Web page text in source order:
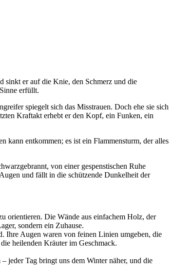
sinkt er auf die Knie, den Schmerz und die
erfüllt.
spiegelt sich das Misstrauen. Doch ehe sie sich
Kraftakt erhebt er den Kopf, ein Funken, ein
kann entkommen; es ist ein Flammensturm, der alles
von einer gespenstischen Ruhe
und fällt in die schützende Dunkelheit der
orientieren. Die Wände aus einfachem Holz, der
sondern ein Zuhause.
Ihre Augen waren von feinen Linien umgeben, die
heilenden Kräuter im Geschmack.
jeder Tag bringt uns dem Winter näher, und die